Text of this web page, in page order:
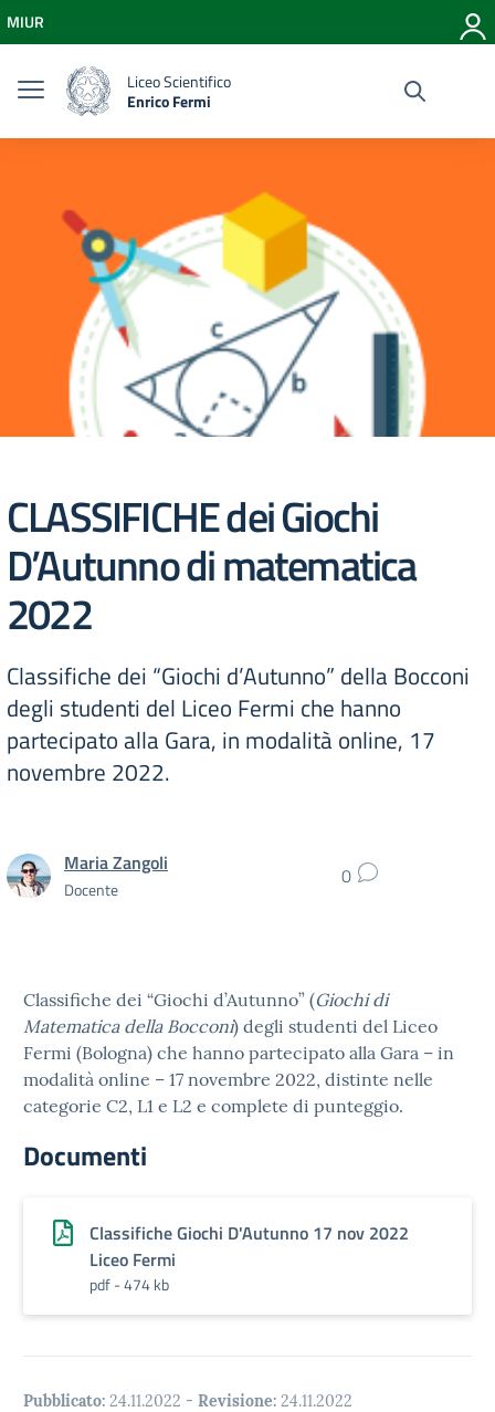
Vai al menu di navigazione
Vai al footer
MIUR
Liceo Scientifico
Enrico Fermi
CLASSIFICHE dei Giochi
D’Autunno di matematica
2022
Classifiche dei “Giochi d’Autunno” della Bocconi
degli studenti del Liceo Fermi che hanno
partecipato alla Gara, in modalità online, 17
novembre 2022.
Maria Zangoli
Docente 0
Classifiche dei “Giochi d’Autunno” (Giochi di
Matematica della Bocconi) degli studenti del Liceo
Fermi (Bologna) che hanno partecipato alla Gara – in
modalità online – 17 novembre 2022, distinte nelle
categorie C2, L1 e L2 e complete di punteggio.
Documenti
Classifiche Giochi D'Autunno 17 nov 2022
Liceo Fermi
pdf - 474 kb
Pubblicato: 24.11.2022 - Revisione: 24.11.2022